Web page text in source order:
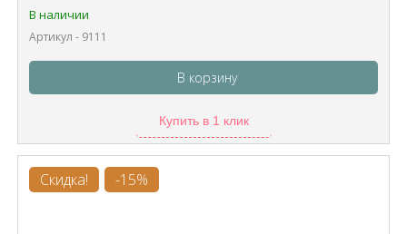
В наличии
Артикул - 9111
В корзину
Купить в 1 клик
Скидка! -15%